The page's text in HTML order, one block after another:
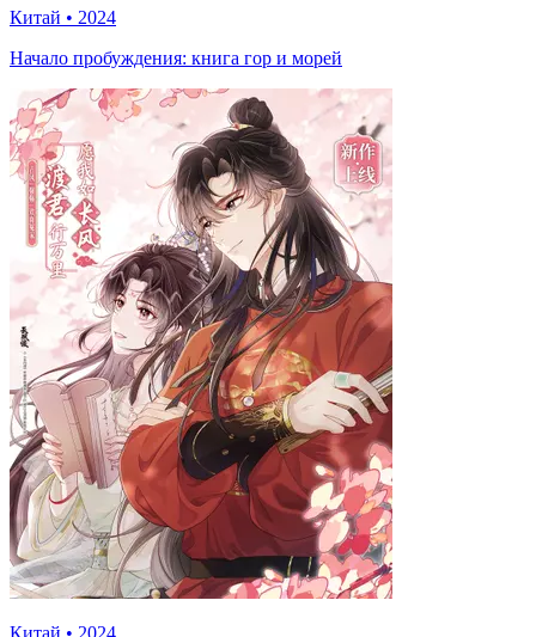
Китай • 2024
Начало пробуждения: книга гор и морей
Китай • 2024